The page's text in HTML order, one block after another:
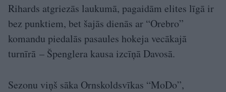
Rihards atgriezās laukumā, pagaidām elites līgā ir
bez punktiem, bet šajās dienās ar “Orebro”
komandu piedalās pasaules hokeja vecākajā
turnīrā – Špenglera kausa izcīņā Davosā.
Sezonu viņš sāka Ornskoldsvīkas “MoDo”,